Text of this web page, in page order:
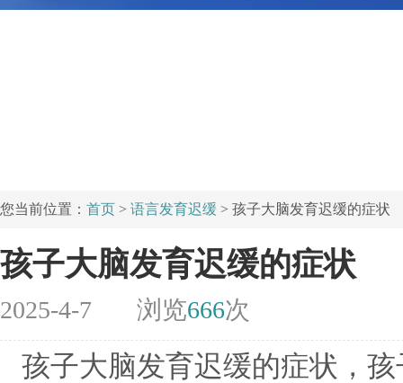
您当前位置： 首页 > 语言发育迟缓 > 孩子大脑发育迟缓的症状
孩子大脑发育迟缓的症状
2025-4-7 浏览666次
孩子大脑发育迟缓的症状，